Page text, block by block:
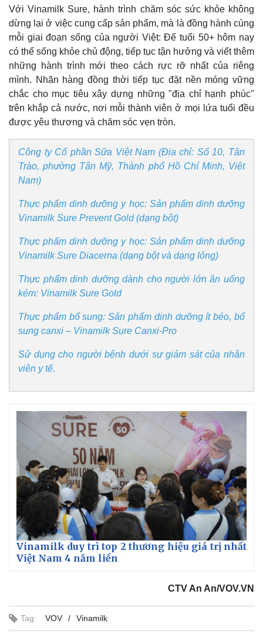
Pháp luật
Vụ án
Tin nóng
Tư vấn luật
Quân sự - Quốc phòng
Vũ khí
Việt Nam
Phân tích
Với Vinamilk Sure, hành trình chăm sóc sức khỏe không
dừng lại ở việc cung cấp sản phẩm, mà là đồng hành cùng
mỗi giai đoạn sống của người Việt: Để tuổi 50+ hôm nay
có thể sống khỏe chủ động, tiếp tục tận hưởng và viết thêm
những hành trình mới theo cách rực rỡ nhất của riêng
mình. Nhãn hàng đồng thời tiếp tục đặt nền móng vững
chắc cho mục tiêu xây dựng những "địa chỉ hạnh phúc"
trên khắp cả nước, nơi mỗi thành viên ở mọi lứa tuổi đều
được yêu thương và chăm sóc vẹn tròn.
Công ty Cổ phần Sữa Việt Nam (Địa chỉ: Số 10, Tân
Trào, phường Tân Mỹ, Thành phố Hồ Chí Minh, Việt
Nam)
Thực phẩm dinh dưỡng y học: Sản phẩm dinh dưỡng
Vinamilk Sure Prevent Gold (dạng bột)
Thực phẩm dinh dưỡng y học: Sản phẩm dinh dưỡng
Vinamilk Sure Diacerna (dạng bột và dạng lỏng)
Thực phẩm dinh dưỡng dành cho người lớn ăn uống
kém: Vinamilk Sure Gold
Thực phẩm bổ sung: Sản phẩm dinh dưỡng ít béo, bổ
sung canxi – Vinamilk Sure Canxi-Pro
Sử dụng cho người bệnh dưới sự giám sát của nhân
viên y tế.
Vinamilk duy trì top 2 thương hiệu giá trị nhất
Việt Nam 4 năm liền
CTV An An/VOV.VN
Tag: VOV Vinamilk